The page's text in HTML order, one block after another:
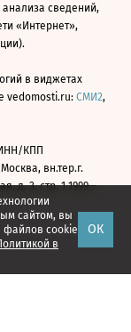
сайтом, вы
файлов cookie
в
ОК
сведений,
«Интернет»,
в виджетах
vedomosti.ru: СМИ2,
КПП
Москва, вн.тер.г.
д. 3, стр. 1 1999—